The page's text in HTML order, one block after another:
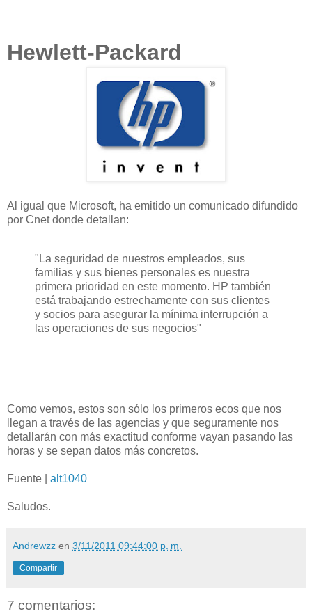
Hewlett-Packard
Al igual que Microsoft, ha emitido un comunicado difundido
por Cnet donde detallan:
"La seguridad de nuestros empleados, sus
familias y sus bienes personales es nuestra
primera prioridad en este momento. HP también
está trabajando estrechamente con sus clientes
y socios para asegurar la mínima interrupción a
las operaciones de sus negocios"
Como vemos, estos son sólo los primeros ecos que nos
llegan a través de las agencias y que seguramente nos
detallarán con más exactitud conforme vayan pasando las
horas y se sepan datos más concretos.
Fuente | alt1040
Saludos.
Andrewzz en 3/11/2011 09:44:00 p. m.
Compartir
7 comentarios: